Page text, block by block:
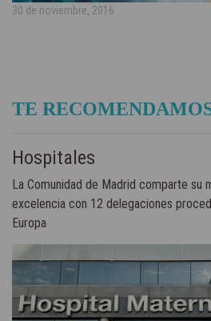
30 de noviembre, 2016
TE
Hospitales
La Comunidad de Madrid comparte su
excelencia con 12 delegaciones
Europa